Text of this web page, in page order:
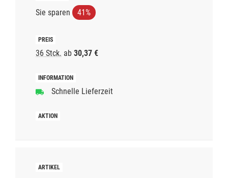
Sie sparen 41%
36 Stck. ab 30,37 €
Schnelle Lieferzeit